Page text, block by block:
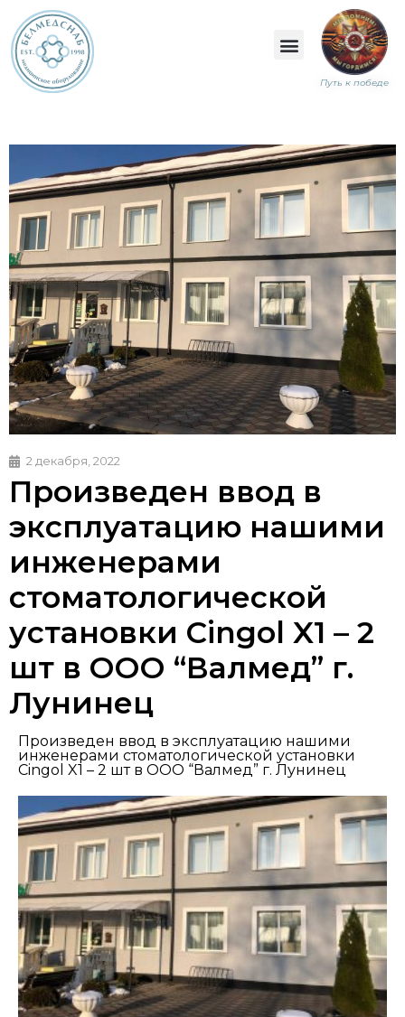
Путь к победе
2 декабря, 2022
Произведен ввод в
эксплуатацию нашими
инженерами
стоматологической
установки Cingol X1 – 2
шт в ООО “Валмед” г.
Лунинец
Произведен ввод в эксплуатацию нашими
инженерами стоматологической установки
Cingol X1 – 2 шт в ООО “Валмед” г. Лунинец